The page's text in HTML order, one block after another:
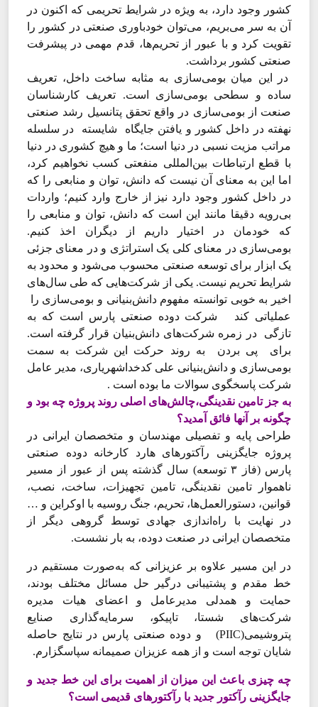
کشور وجود دارد، به ویژه در شرایط تحریمی که اکنون در
آن به سر می‌بریم، می‌توان خودباوری صنعتی در کشور را
تقویت کرد و با عبور از تحریم‌ها، قدم مهمی در پیشرفت
صنعتی کشور برداشت.
در این میان بومی‌‌‌سازی به مثابه ساخت داخل، تعریف
ساده و سطحی بومی‌‌‌سازی است. تعریف کارشناسان
صنعت از بومی‌‌‌سازی در واقع تحقق پتانسیل رشد صنعتی
نهفته در داخل کشور و یافتن جایگاه شایسته در سلسله
مراتب مزیت نسبی در دنیا است؛ ما و هیچ کشوری در دنیا
با قطع ارتباطات بین‌‌‌المللی منفعتی کسب نخواهیم کرد،
اما این به معنای آن نیست که دانش، توان و منابعی را که
در داخل کشور وجود دارد نیز از خارج وارد کنیم؛ واردات
بی‌‌‌رویه دقیقا مانند این است که دانش، توان و منابعی را
که خودمان در اختیار داریم از دیگران اخذ کنیم.
بومی‌‌‌سازی در معنای کلی یک استراتژی و در معنای جزئی
یک ابزار برای توسعه صنعتی محسوب می‌‌‌شود و محدود به
شرایط تحریم نیست. یکی از شرکت‌هایی که طی سال‌های
اخیر به خوبی توانسته مفهوم دانش‌بنیانی و بومی‌سازی را
عملیاتی کند شرکت دوده صنعتی پارس است که به
تازگی در زمره شرکت‌های دانش‌بنیان قرار گرفته است.
برای پی بردن به روند حرکت این شرکت به سمت
بومی‌سازی و دانش‌بنیانی علی کدخداشهریاری، مدیر عامل
شرکت پاسخگوی سوالات ما بوده است .
به جز تامین نقدینگی،چالش‌های اصلی روند پروژه چه بود و
چگونه بر آنها فائق آمدید؟
طراحی پایه و تفصیلی مهندسان و متخصصان ایرانی در
پروژه جایگزینی رآکتورهای هارد کارخانه دوده صنعتی
پارس (فاز ۳ توسعه) سال گذشته پس از عبور از مسیر
ناهموار تامین نقدینگی، تامین تجهیزات، ساخت، نصب،
قوانین، دستورالعمل‌‌‌ها، تحریم، جنگ روسیه با اوکراین و …
در نهایت با راه‌‌‌اندازی جهادی توسط گروهی دیگر از
متخصصان ایرانی در صنعت دوده، به بار نشست.
در این مسیر علاوه بر عزیزانی که به‌‌‌صورت مستقیم در
خط مقدم و پشتیبانی درگیر حل مسائل مختلف بودند،
حمایت و همدلی مدیرعامل و اعضای هیات مدیره
شرکت‌‌‌های شستا، تاپیکو، سرمایه‌‌‌گذاری صنایع
پتروشیمی(PIIC) و دوده صنعتی پارس در نتایج حاصله
شایان توجه است و از همه عزیزان صمیمانه سپاسگزارم.
چه چیزی باعث این میزان از اهمیت برای این خط جدید و
جایگزینی رآکتور جدید با رآکتورهای قدیمی است؟